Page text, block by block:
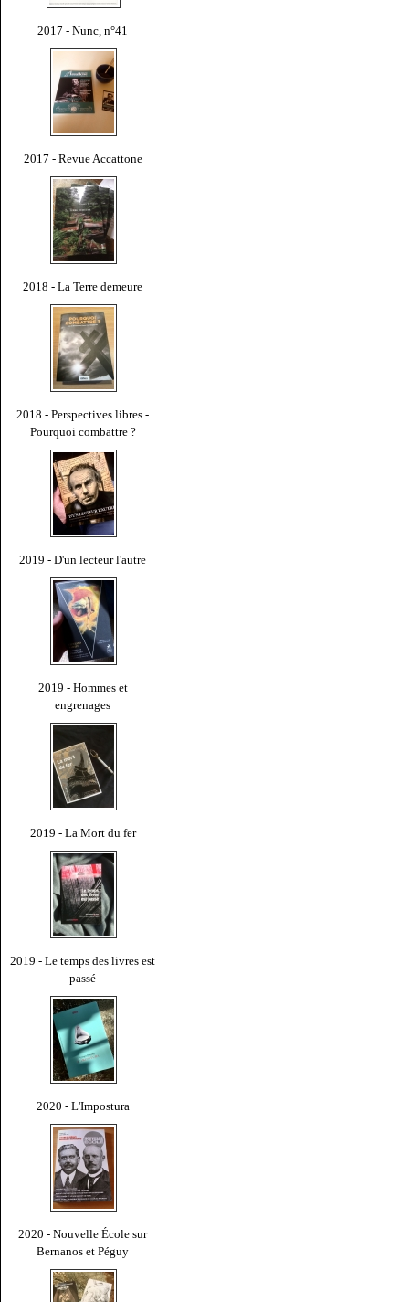
2017 - Nunc, n°41
2017 - Revue Accattone
2018 - La Terre demeure
2018 - Perspectives libres -
Pourquoi combattre ?
2019 - D'un lecteur l'autre
2019 - Hommes et
engrenages
2019 - La Mort du fer
2019 - Le temps des livres est
passé
2020 - L'Impostura
2020 - Nouvelle École sur
Bernanos et Péguy